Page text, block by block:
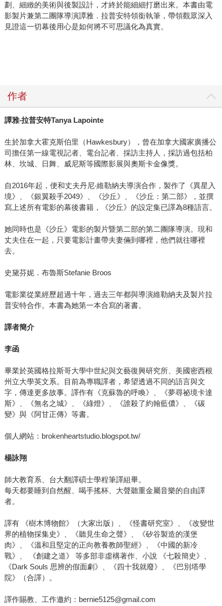
劃、細緻的美術與後製設計，才終於能細細打磨出來。本書由電
影製片兼第二團隊導演譚雅．拉普安特領銜執筆，帶領觀眾深入
見證這一切幕後用心是如何將不可思議化為真實。
作者
譚雅‧拉普安特Tanya Lapointe
生於加拿大霍克斯伯里（Hawkesbury），曾在加拿大國家廣播公
司擔任第一線電視記者、電台記者、採訪主持人，採訪過包括柏
林、坎城、日舞、威尼斯等國際影展與奧斯卡金像獎。
自2016年起，便和丈夫丹尼‧維勒納夫導演合作，製作了《異星入
境》、《銀翼殺手2049》、《沙丘》、《沙丘：第二部》，並撰
寫上述所有電影的幕後書籍，《沙丘》的設定集已譯為8種語言。
她同時也是《沙丘》電影的製片暨第二部的第二團隊導演。現和
丈夫住在一起，只要電影計畫帶夫妻倆到哪裡，他們就往哪裡
去。
史黛芬妮．布魯斯Stefanie Broos
電影業從業經歷超過十年，過去三年都與導演維勒納夫及製片拉
普安特合作。本書為她第一本合寫的著書。
譯者簡介
李函
畢業於英國格拉斯哥大學中世紀與文藝復興研究所、美國密西根
州立大學英文系。目前為專職譯者，希望透過不同的語言與文
字，傳達更多故事。譯作有《克蘇魯的呼喚》、《夢尋祕境卡達
斯》、《無名之城》、《綠燈》、《誰殺了約翰藍儂》、《碳
變》與《阿甘正傳》等書。
個人網站：brokenheartstudio.blogspot.tw/
楊詠翔
師大教育系、台大翻譯碩士學程筆譯組畢。
每天都要睡到自然醒、喝手搖杯、大聲聽重金屬音樂的自由譯
者。
譯有 《樹木博物館》（大家出版）、《怪書研究室》、《改變世
界的植物採集史》、《聽見生命之聲》、《矽谷製造的漢堡
肉》、《溫和且堅定的正向教養教師聖經》、《中國的新冷
戰》、 《創建之道》 等多部非虛構著作、小說 《七殺簡史》、
《Dark Souls 思辨的假面劇》、《四十我就廢》、《巴別塔學
院》（合譯）。
譯作賜教、工作邀約：bernie5125@gmail.com